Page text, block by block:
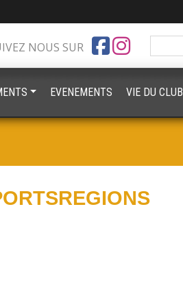
NOUS SUR
EVENEMENTS VIE DU CLUB